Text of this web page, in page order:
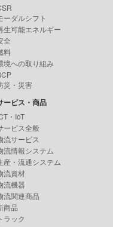
ーダルシフト
生可能エネルギー
全
料
境への取り組み
災・災害
ービス・商品
・IoT
ービス全般
流サービス
流情報システム
産・流通システム
流資材
流機器
流関連商品
商品
ラック